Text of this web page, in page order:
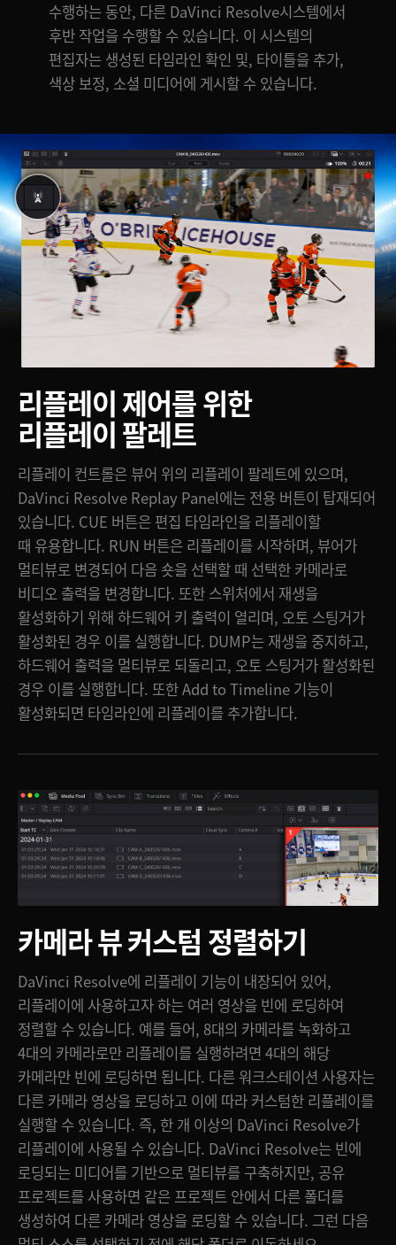
수행하는 동안, 다른 DaVinci Resolve시스템에서
후반 작업을 수행할 수 있습니다. 이 시스템의
편집자는 생성된 타임라인 확인 및, 타이틀을 추가,
색상 보정, 소셜 미디어에 게시할 수 있습니다.
리플레이 제어를 위한
리플레이 팔레트
리플레이 컨트롤은 뷰어 위의 리플레이 팔레트에 있으며,
DaVinci Resolve Replay Panel에는 전용 버튼이 탑재되어
있습니다. CUE 버튼은 편집 타임라인을 리플레이할
때 유용합니다. RUN 버튼은 리플레이를 시작하며, 뷰어가
멀티뷰로 변경되어 다음 숏을 선택할 때 선택한 카메라로
비디오 출력을 변경합니다. 또한 스위처에서 재생을
활성화하기 위해 하드웨어 키 출력이 열리며, 오토 스팅거가
활성화된 경우 이를 실행합니다. DUMP는 재생을 중지하고,
하드웨어 출력을 멀티뷰로 되돌리고, 오토 스팅거가 활성화된
경우 이를 실행합니다. 또한 Add to Timeline 기능이
활성화되면 타임라인에 리플레이를 추가합니다.
카메라 뷰 커스텀 정렬하기
DaVinci Resolve에 리플레이 기능이 내장되어 있어,
리플레이에 사용하고자 하는 여러 영상을 빈에 로딩하여
정렬할 수 있습니다. 예를 들어, 8대의 카메라를 녹화하고
4대의 카메라로만 리플레이를 실행하려면 4대의 해당
카메라만 빈에 로딩하면 됩니다. 다른 워크스테이션 사용자는
다른 카메라 영상을 로딩하고 이에 따라 커스텀한 리플레이를
실행할 수 있습니다. 즉, 한 개 이상의 DaVinci Resolve가
리플레이에 사용될 수 있습니다. DaVinci Resolve는 빈에
로딩되는 미디어를 기반으로 멀티뷰를 구축하지만, 공유
프로젝트를 사용하면 같은 프로젝트 안에서 다른 폴더를
생성하여 다른 카메라 영상을 로딩할 수 있습니다. 그런 다음